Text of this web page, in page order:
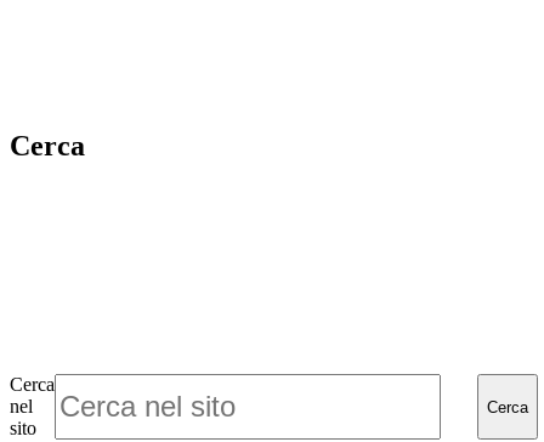
Cerca
Cerca
nel
sito
Cerca